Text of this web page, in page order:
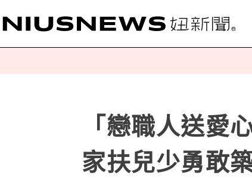
「戀職人送愛
家扶兒少勇敢